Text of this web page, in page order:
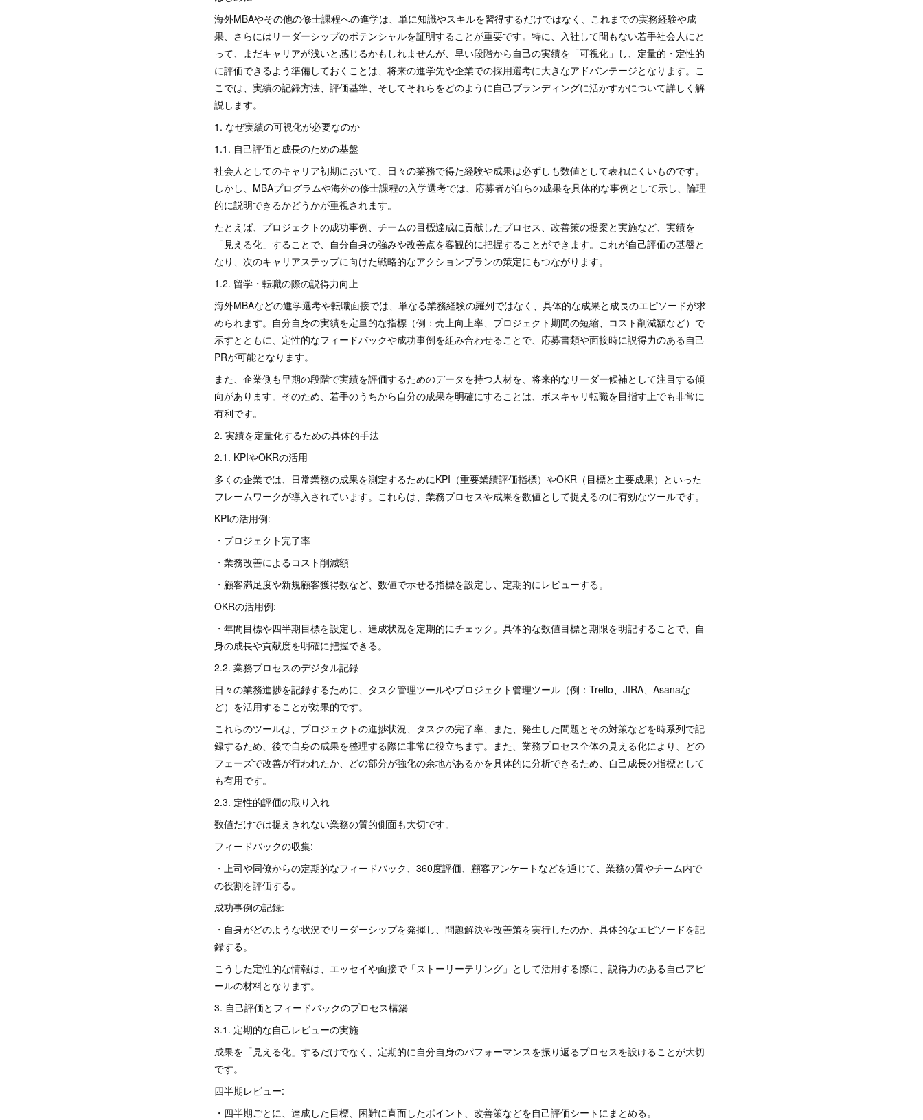
海外MBAやその他の修士課程への進学は、単に知識やスキルを習得するだけではなく、これまでの実務経験や成
果、さらにはリーダーシップのポテンシャルを証明することが重要です。特に、入社して間もない若手社会人にと
って、まだキャリアが浅いと感じるかもしれませんが、早い段階から自己の実績を「可視化」し、定量的・定性的
に評価できるよう準備しておくことは、将来の進学先や企業での採用選考に大きなアドバンテージとなります。こ
こでは、実績の記録方法、評価基準、そしてそれらをどのように自己ブランディングに活かすかについて詳しく解
説します。
1. なぜ実績の可視化が必要なのか
1.1. 自己評価と成長のための基盤
社会人としてのキャリア初期において、日々の業務で得た経験や成果は必ずしも数値として表れにくいものです。
しかし、MBAプログラムや海外の修士課程の入学選考では、応募者が自らの成果を具体的な事例として示し、論理
的に説明できるかどうかが重視されます。
たとえば、プロジェクトの成功事例、チームの目標達成に貢献したプロセス、改善策の提案と実施など、実績を
「見える化」することで、自分自身の強みや改善点を客観的に把握することができます。これが自己評価の基盤と
なり、次のキャリアステップに向けた戦略的なアクションプランの策定にもつながります。
1.2. 留学・転職の際の説得力向上
海外MBAなどの進学選考や転職面接では、単なる業務経験の羅列ではなく、具体的な成果と成長のエピソードが求
められます。自分自身の実績を定量的な指標（例：売上向上率、プロジェクト期間の短縮、コスト削減額など）で
示すとともに、定性的なフィードバックや成功事例を組み合わせることで、応募書類や面接時に説得力のある自己
PRが可能となります。
また、企業側も早期の段階で実績を評価するためのデータを持つ人材を、将来的なリーダー候補として注目する傾
向があります。そのため、若手のうちから自分の成果を明確にすることは、ボスキャリ転職を目指す上でも非常に
有利です。
2. 実績を定量化するための具体的手法
2.1. KPIやOKRの活用
多くの企業では、日常業務の成果を測定するためにKPI（重要業績評価指標）やOKR（目標と主要成果）といった
フレームワークが導入されています。これらは、業務プロセスや成果を数値として捉えるのに有効なツールです。
KPIの活用例:
・プロジェクト完了率
・業務改善によるコスト削減額
・顧客満足度や新規顧客獲得数など、数値で示せる指標を設定し、定期的にレビューする。
OKRの活用例:
・年間目標や四半期目標を設定し、達成状況を定期的にチェック。具体的な数値目標と期限を明記することで、自
身の成長や貢献度を明確に把握できる。
2.2. 業務プロセスのデジタル記録
日々の業務進捗を記録するために、タスク管理ツールやプロジェクト管理ツール（例：Trello、JIRA、Asanaな
ど）を活用することが効果的です。
これらのツールは、プロジェクトの進捗状況、タスクの完了率、また、発生した問題とその対策などを時系列で記
録するため、後で自身の成果を整理する際に非常に役立ちます。また、業務プロセス全体の見える化により、どの
フェーズで改善が行われたか、どの部分が強化の余地があるかを具体的に分析できるため、自己成長の指標として
も有用です。
2.3. 定性的評価の取り入れ
数値だけでは捉えきれない業務の質的側面も大切です。
フィードバックの収集:
・上司や同僚からの定期的なフィードバック、360度評価、顧客アンケートなどを通じて、業務の質やチーム内で
の役割を評価する。
成功事例の記録:
・自身がどのような状況でリーダーシップを発揮し、問題解決や改善策を実行したのか、具体的なエピソードを記
録する。
こうした定性的な情報は、エッセイや面接で「ストーリーテリング」として活用する際に、説得力のある自己アピ
ールの材料となります。
3. 自己評価とフィードバックのプロセス構築
3.1. 定期的な自己レビューの実施
成果を「見える化」するだけでなく、定期的に自分自身のパフォーマンスを振り返るプロセスを設けることが大切
です。
四半期レビュー:
・四半期ごとに、達成した目標、困難に直面したポイント、改善策などを自己評価シートにまとめる。